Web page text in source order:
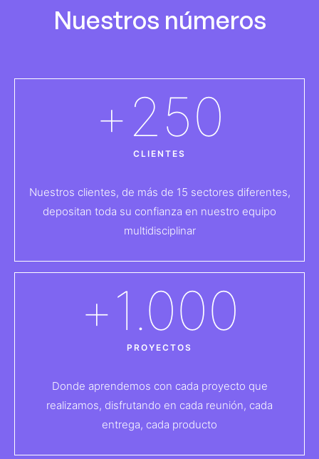
Nuestros números
CLIENTES
+250
Nuestros clientes, de más de 15 sectores diferentes,
depositan toda su confianza en nuestro equipo
multidisciplinar
PROYECTOS
+1.000
Donde aprendemos con cada proyecto que
realizamos, disfrutando en cada reunión, cada
entrega, cada producto